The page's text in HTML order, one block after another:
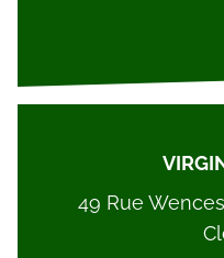
49 Rue